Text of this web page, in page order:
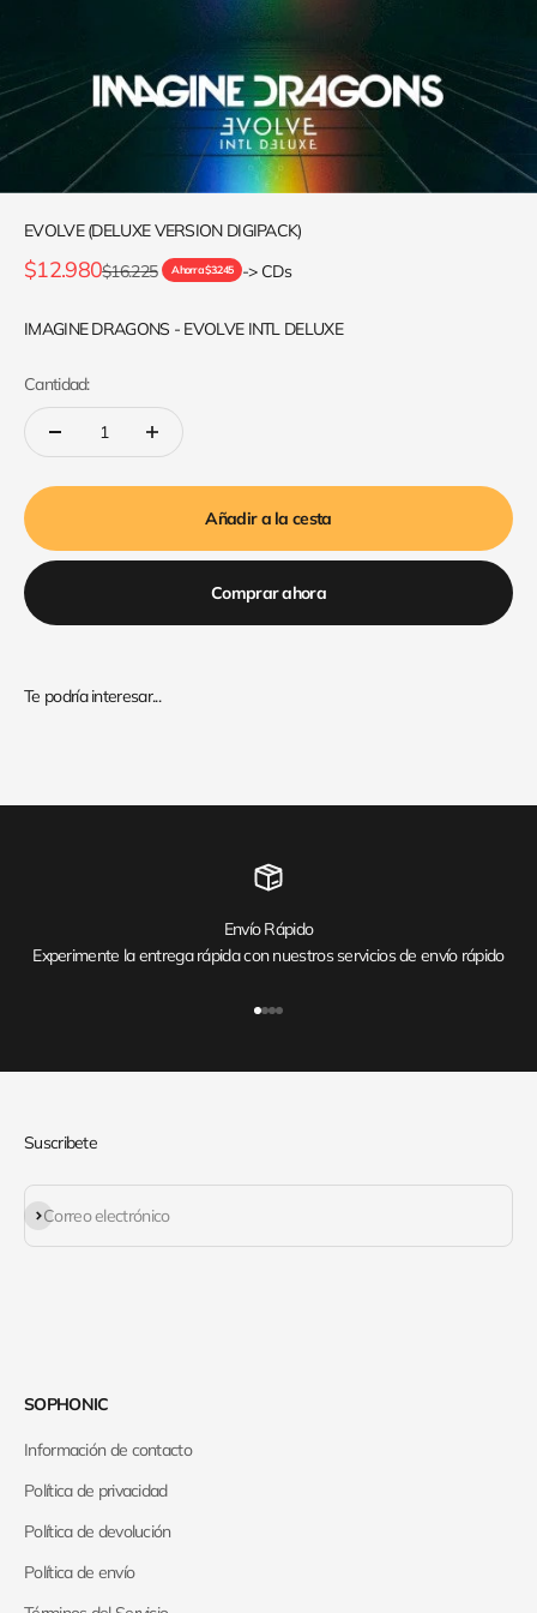
EVOLVE (DELUXE VERSION DIGIPACK)
Precio de oferta
$12.980Precio normal
$16.225 Ahorra $3.245 -> CDs
IMAGINE DRAGONS - EVOLVE INTL DELUXE
Cantidad:
Añadir a la cesta
Comprar ahora
Envío Rápido
Experimente la entrega rápida con nuestros servicios de envío rápido
Suscribete
Correo electrónico
Suscribirse
SOPHONIC
Información de contacto
Política de privacidad
Política de devolución
Política de envío